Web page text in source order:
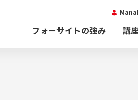
フォーサイトの強み 講